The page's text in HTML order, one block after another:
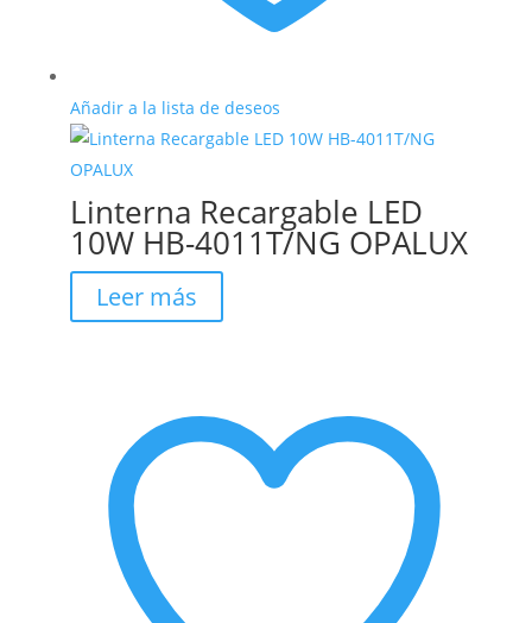
Añadir a la lista de deseos
Linterna Recargable LED
10W HB-4011T/NG OPALUX
Leer más